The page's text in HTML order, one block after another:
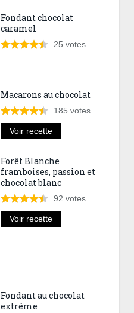
Fondant chocolat
caramel
25 votes
Macarons au chocolat
185 votes
Voir recette
Forêt Blanche
framboises, passion et
chocolat blanc
92 votes
Voir recette
Fondant au chocolat
extrême